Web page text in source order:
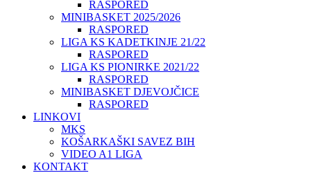
RASPORED
MINIBASKET 2025/2026
RASPORED
LIGA KS KADETKINJE 21/22
RASPORED
LIGA KS PIONIRKE 2021/22
RASPORED
MINIBASKET DJEVOJČICE
RASPORED
LINKOVI
MKS
KOŠARKAŠKI SAVEZ BIH
VIDEO A1 LIGA
KONTAKT